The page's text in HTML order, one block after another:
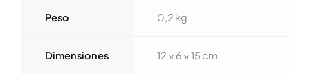
Peso 0,2 kg
Dimensiones 12 × 6 × 15 cm